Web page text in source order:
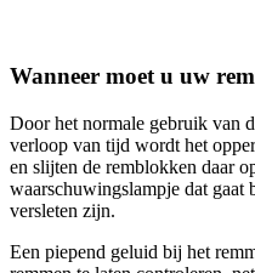
Wanneer moet u uw
Door het normale gebruik van
verloop van tijd wordt het
en slijten de remblokken daar
waarschuwingslampje dat gaat
versleten zijn.
Een piepend geluid bij het